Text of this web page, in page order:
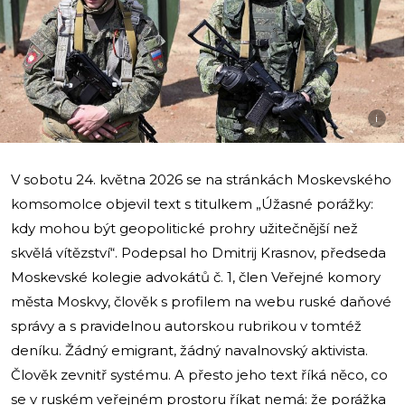
i
V sobotu 24. května 2026 se na stránkách Moskevského
komsomolce objevil text s titulkem „Úžasné porážky:
kdy mohou být geopolitické prohry užitečnější než
skvělá vítězství“. Podepsal ho Dmitrij Krasnov, předseda
Moskevské kolegie advokátů č. 1, člen Veřejné komory
města Moskvy, člověk s profilem na webu ruské daňové
správy a s pravidelnou autorskou rubrikou v tomtéž
deníku. Žádný emigrant, žádný navalnovský aktivista.
Člověk zevnitř systému. A přesto jeho text říká něco, co
se v ruském veřejném prostoru říkat nemá: že porážka